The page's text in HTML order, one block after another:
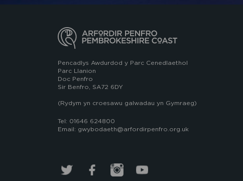
Pencadlys Awdurdod y Parc Cenedlaethol
Parc Llanion
Doc Penfro
Sir Benfro, SA72 6DY
(Rydym yn croesawu galwadau yn Gymraeg)
Tel: 01646 624800
Email: gwybodaeth@arfordirpenfro.org.uk